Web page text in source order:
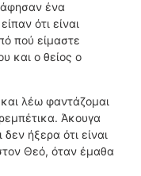
άφησαν ένα
ότι είναι
πού είμαστε
και ο θείος ο
λέω φαντάζομαι
Άκουγα
δεν ήξερα ότι είναι
Θεό, όταν έμαθα